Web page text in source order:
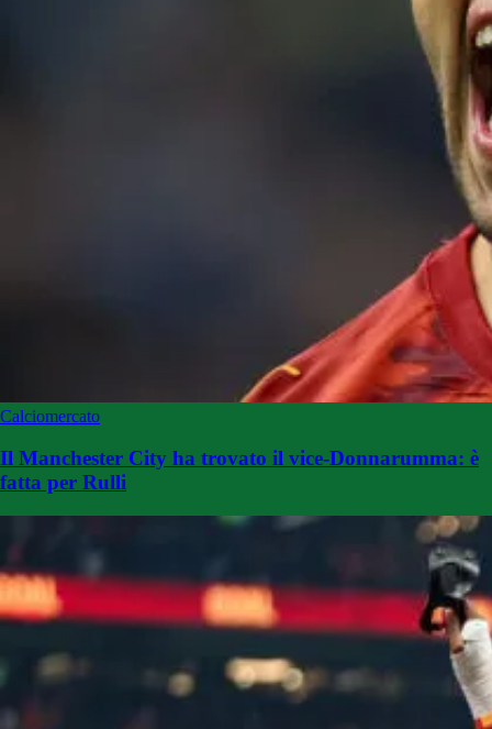
Calciomercato
Il Manchester City ha trovato il vice-Donnarumma: è
fatta per Rulli